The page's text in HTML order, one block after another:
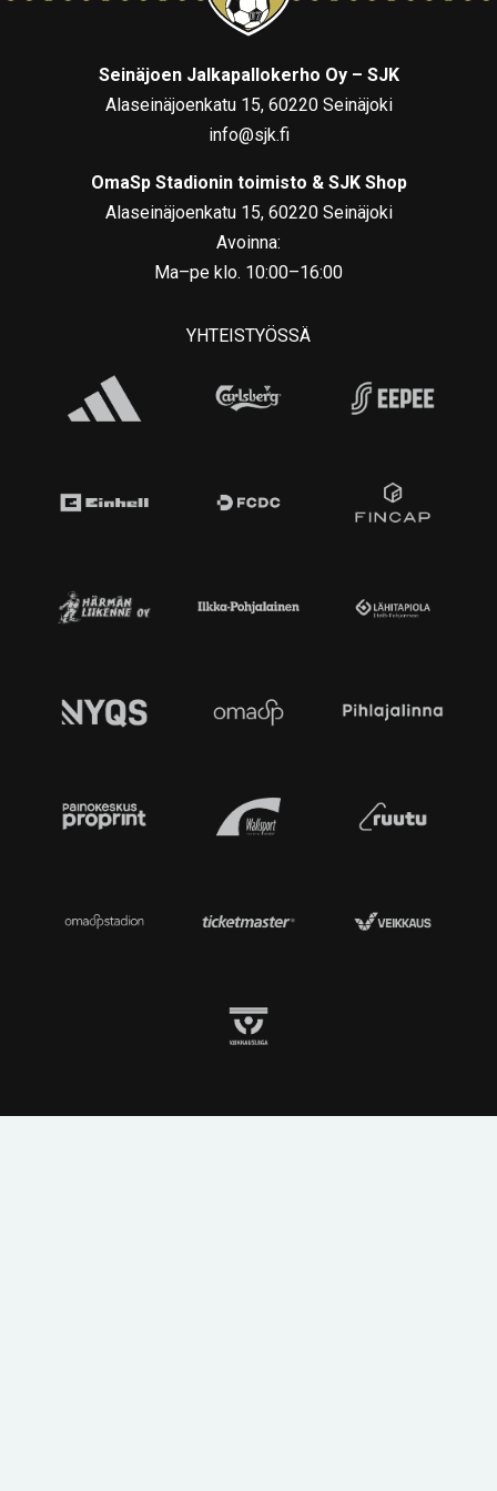
Seinäjoen Jalkapallokerho Oy – SJK
Alaseinäjoenkatu 15, 60220 Seinäjoki
info@sjk.fi
OmaSp Stadionin toimisto & SJK Shop
Alaseinäjoenkatu 15, 60220 Seinäjoki
Avoinna:
Ma–pe klo. 10:00–16:00
YHTEISTYÖSSÄ